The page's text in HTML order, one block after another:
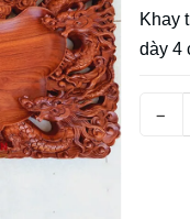
Khay
dày 4
−